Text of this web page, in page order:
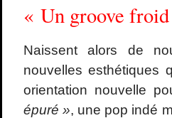
« Un groove
Naissent alors de
nouvelles esthétiques
orientation nouvelle
épuré », une pop indé